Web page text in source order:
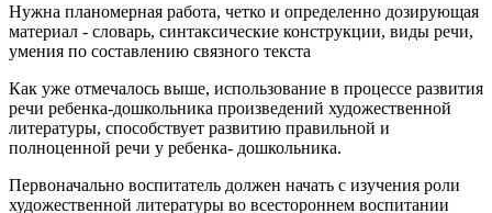
Нужна планомерная работа, четко и определенно дозирующая
материал - словарь, синтаксические конструкции, виды речи,
умения по составлению связного текста
Как уже отмечалось выше, использование в процессе развития
речи ребенка-дошкольника произведений художественной
литературы, способствует развитию правильной и
полноценной речи у ребенка- дошкольника.
Первоначально воспитатель должен начать с изучения роли
художественной литературы во всестороннем воспитании